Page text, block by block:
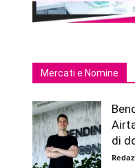
Mercati e Nomine
di